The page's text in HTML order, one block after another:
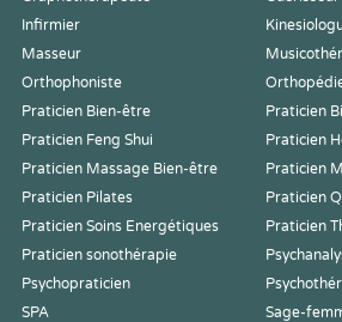
Infirmier
Masseur
Orthophoniste
Praticien Bien-être
Praticien
Praticien Feng Shui
Praticien
Praticien Massage Bien-être
Praticien
Praticien Pilates
Praticien
Praticien Soins Energétiques
Praticien
Praticien sonothérapie
Psychopraticien
SPA
Sage-